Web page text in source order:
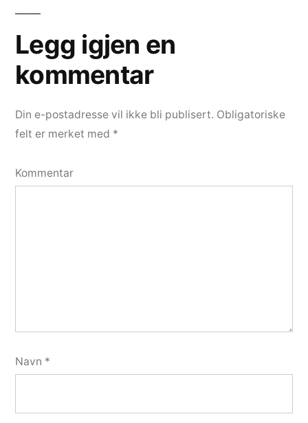
Legg
igjen
en
kommentar
Din e-postadresse vil ikke bli publisert. Obligatoriske
felt er merket med *
Kommentar
Navn *
Legg igjen en
kommentar